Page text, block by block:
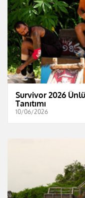
Survivor 2026
Tanıtımı
10/06/2026